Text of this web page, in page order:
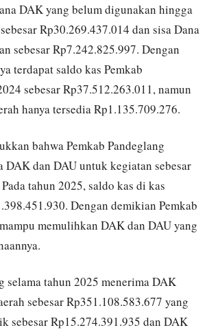
DAK yang belum digunakan hingga
Rp30.269.437.014 dan sisa Dana
sebesar Rp7.242.825.997. Dengan
terdapat saldo kas Pemkab
sebesar Rp37.512.263.011, namun
hanya tersedia Rp1.135.709.276.
bahwa Pemkab Pandeglang
DAK dan DAU untuk kegiatan sebesar
tahun 2025, saldo kas di kas
Dengan demikian Pemkab
memulihkan DAK dan DAU yang
selama tahun 2025 menerima DAK
sebesar Rp351.108.583.677 yang
sebesar Rp15.274.391.935 dan DAK